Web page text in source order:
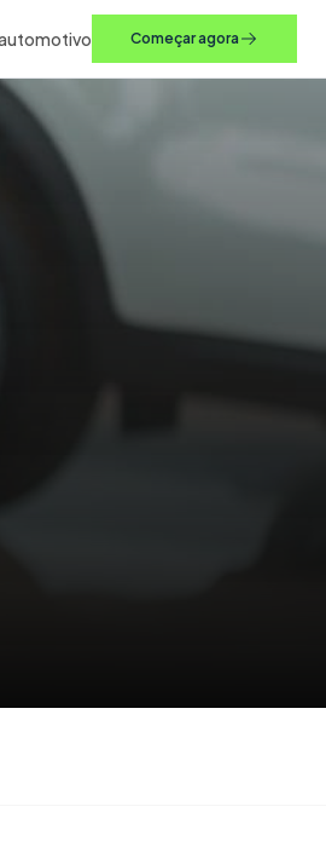
Começar agora